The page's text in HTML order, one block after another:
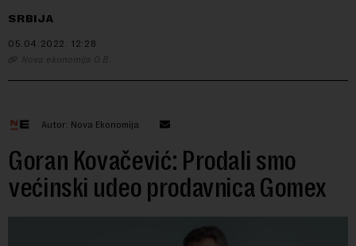
SRBIJA
05.04.2022. 12:28
Nova ekonomija O.B.
Autor: Nova Ekonomija
Goran Kovačević: Prodali smo
većinski udeo prodavnica Gomex